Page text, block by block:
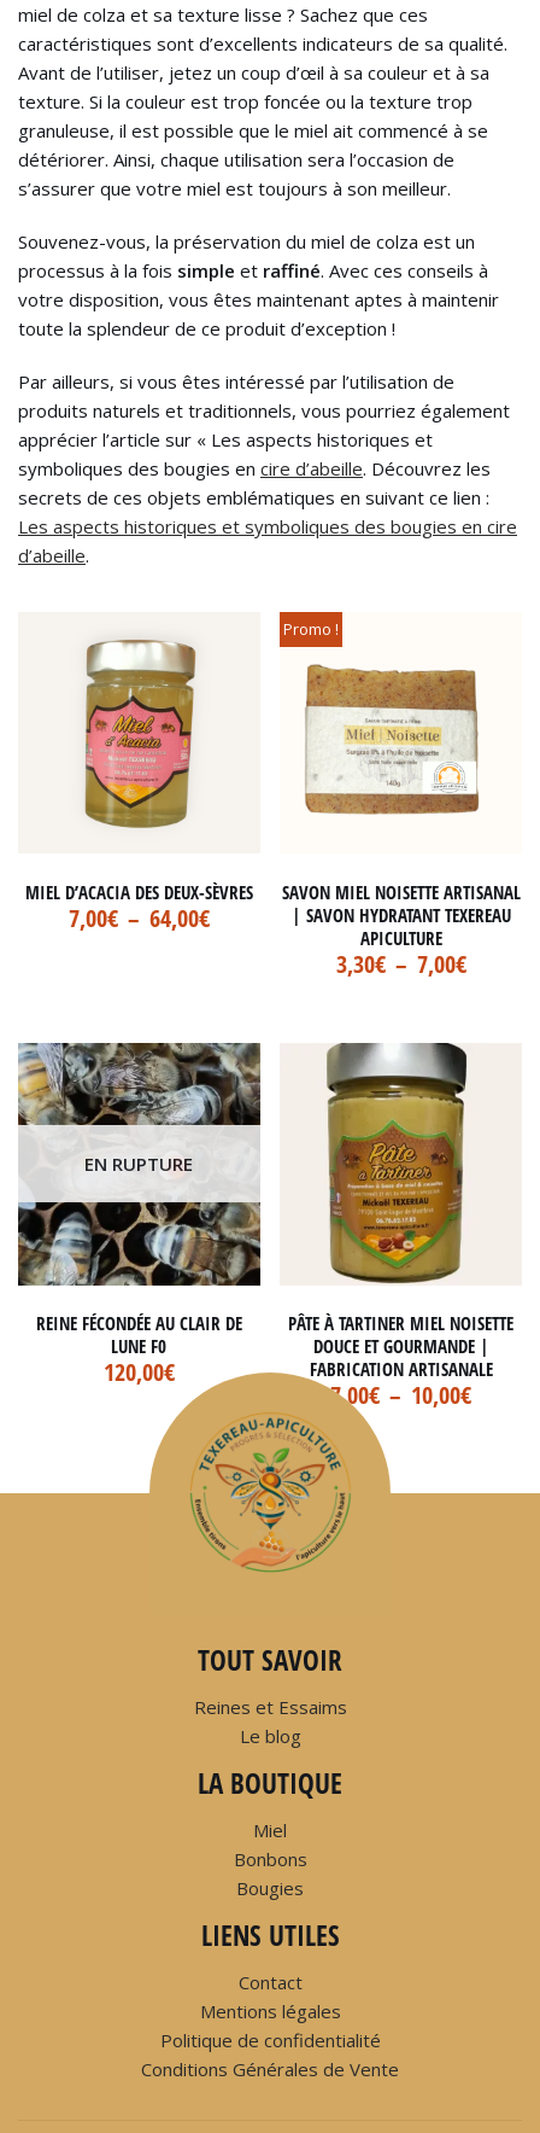
miel de colza et sa texture lisse ? Sachez que ces
caractéristiques sont d’excellents indicateurs de sa qualité.
Avant de l’utiliser, jetez un coup d’œil à sa couleur et à sa
texture. Si la couleur est trop foncée ou la texture trop
granuleuse, il est possible que le miel ait commencé à se
détériorer. Ainsi, chaque utilisation sera l’occasion de
s’assurer que votre miel est toujours à son meilleur.
Souvenez-vous, la préservation du miel de colza est un
processus à la fois simple et raffiné. Avec ces conseils à
votre disposition, vous êtes maintenant aptes à maintenir
toute la splendeur de ce produit d’exception !
Par ailleurs, si vous êtes intéressé par l’utilisation de
produits naturels et traditionnels, vous pourriez également
apprécier l’article sur « Les aspects historiques et
symboliques des bougies en cire d’abeille. Découvrez les
secrets de ces objets emblématiques en suivant ce lien :
Les aspects historiques et symboliques des bougies en cire
d’abeille.
MIEL D’ACACIA DES DEUX-SÈVRES
7,00€ – 64,00€
Promo !
SAVON MIEL NOISETTE ARTISANAL
| SAVON HYDRATANT TEXEREAU
APICULTURE
3,30€ – 7,00€
EN RUPTURE
REINE FÉCONDÉE AU CLAIR DE
LUNE F0
120,00€
PÂTE À TARTINER MIEL NOISETTE
DOUCE ET GOURMANDE |
FABRICATION ARTISANALE
7,00€ – 10,00€
TOUT SAVOIR
Reines et Essaims
Le blog
LA BOUTIQUE
Miel
Bonbons
Bougies
LIENS UTILES
Contact
Mentions légales
Politique de confidentialité
Conditions Générales de Vente